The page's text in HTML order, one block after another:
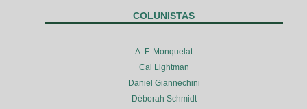
COLUNISTAS
A. F. Monquelat
Cal Lightman
Daniel Giannechini
Déborah Schmidt